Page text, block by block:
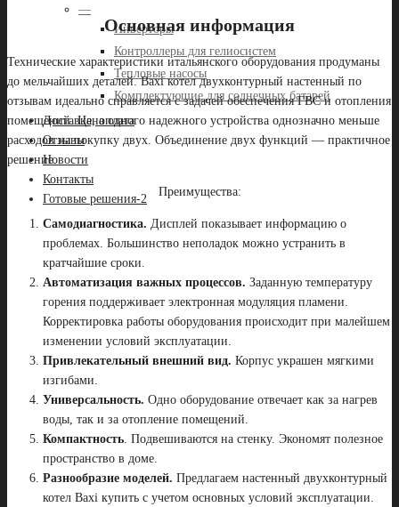
—
Инверторы
Контроллеры для гелиосистем
Тепловые насосы
Комплектующие для солнечных батарей
Доставка, оплата
Отзывы
Новости
Контакты
Готовые решения-2
Основная информация
Технические характеристики итальянского оборудования продуманы
до мельчайших деталей.Baxiкотел двухконтурный настенный по
отзывам идеально справляется с задачей обеспечения ГВС и отопления
помещений. Цена одного надежного устройства однозначно меньше
расходов на покупку двух. Объединение двух функций — практичное
решение.
Преимущества:
Самодиагностика. Дисплей показывает информацию о
проблемах. Большинство неполадок можно устранить в
кратчайшие сроки.
Автоматизация важных процессов. Заданную температуру
горения поддерживает электронная модуляция пламени.
Корректировка работы оборудования происходит при малейшем
изменении условий эксплуатации.
Привлекательный внешний вид. Корпус украшен мягкими
изгибами.
Универсальность. Одно оборудование отвечает как за нагрев
воды, так и за отопление помещений.
Компактность. Подвешиваются на стенку. Экономят полезное
пространство в доме.
Разнообразие моделей. Предлагаем настенный двухконтурный
котел Baxi купить с учетом основных условий эксплуатации.